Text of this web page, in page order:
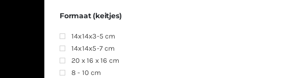
Formaat (keitjes)
14x14x3-5 cm
14x14x5-7 cm
20 x 16 x 16 cm
8 - 10 cm